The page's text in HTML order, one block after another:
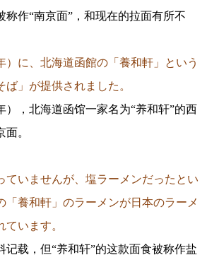
称作“南京面”，和现在的拉面有所不
）に、北海道函館の「養和軒」という
ば」が提供されました。
），北海道函馆一家名为“养和轩”的西
。
ていませんが、塩ラーメンだったとい
「養和軒」のラーメンが日本のラーメ
ています。
记载，但“养和轩”的这款面食被称作盐